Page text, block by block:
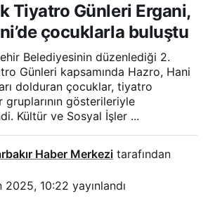
Tiyatro Günleri Ergani,
çocuklarla buluştu
Belediyesinin düzenlediği 2.
Günleri kapsamında Hazro, Hani
dolduran çocuklar, tiyatro
gruplarının gösterileriyle
Kültür ve Sosyal İşler ...
Haber Merkezi tarafından
2025, 10:22 yayınlandı